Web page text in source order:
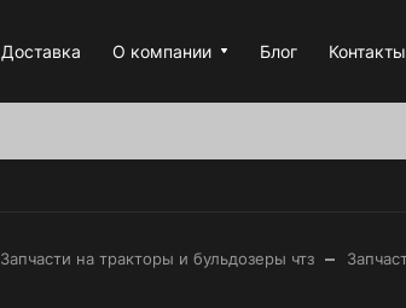
Доставка О компании Блог Контакты
Запчасти на тракторы и бульдозеры чтз –